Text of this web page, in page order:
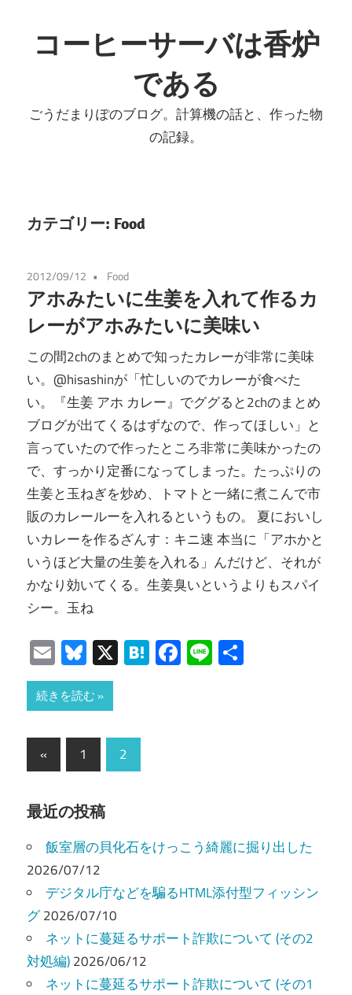
ン
テ
へ
プ
コーヒーサーバは香炉
である
ごうだまりぽのブログ。計算機の話と、作った物
の記録。
カテゴリー: Food
2012/09/12 Food
アホみたいに生姜を入れて作るカ
レーがアホみたいに美味い
この間2chのまとめで知ったカレーが非常に美味
い。@hisashinが「忙しいのでカレーが食べた
い。『生姜 アホ カレー』でググると2chのまとめ
ブログが出てくるはずなので、作ってほしい」と
言っていたので作ったところ非常に美味かったの
で、すっかり定番になってしまった。たっぷりの
生姜と玉ねぎを炒め、トマトと一緒に煮こんで市
販のカレールーを入れるというもの。 夏においし
いカレーを作るざんす：キニ速 本当に「アホかと
いうほど大量の生姜を入れる」んだけど、それが
かなり効いてくる。生姜臭いというよりもスパイ
シー。玉ね
EmailBluesky
X Hatena
Facebook
Line
続きを読む
投
稿
の
ペ
ー
ジ
送
り
«
の
記
事
1 2
最近の投稿
飯室層の貝化石をけっこう綺麗に掘り出した
2026/07/12
デジタル庁などを騙るHTML添付型フィッシン
グ2026/07/10
ネットに蔓延るサポート詐欺について (その2
対処編)2026/06/12
ネットに蔓延るサポート詐欺について (その1